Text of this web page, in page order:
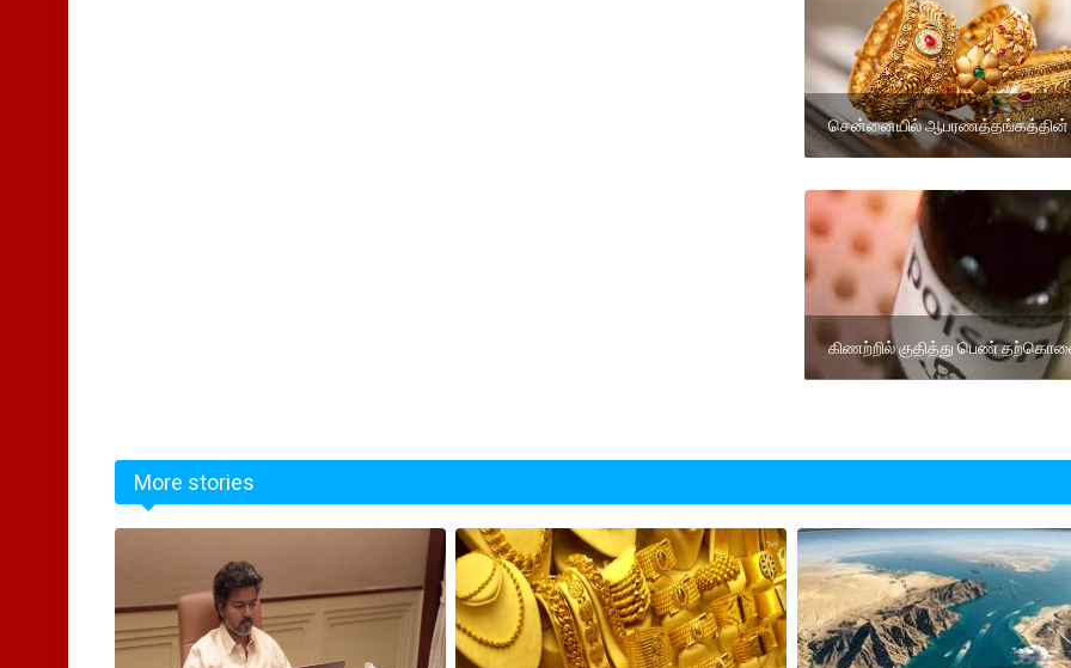
சென்னையில் ஆபரணத்தங்கத்தின்
கிணற்றில் குதித்து பெண்
More stories